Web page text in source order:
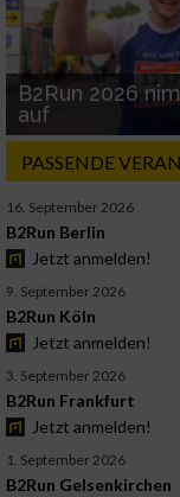
B2Run 2026
auf
PASSENDE
16. September 2026
B2Run Berlin
Jetzt anmelden!
9. September 2026
B2Run Köln
Jetzt anmelden!
3. September 2026
B2Run Frankfurt
Jetzt anmelden!
1. September 2026
B2Run Gelsenkirchen